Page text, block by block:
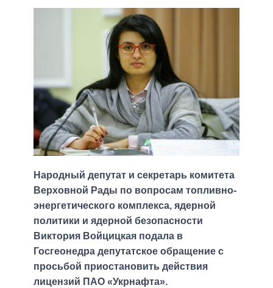
Народный депутат и секретарь комитета
Верховной Рады по вопросам топливно-
энергетического комплекса, ядерной
политики и ядерной безопасности
Виктория Войцицкая подала в
Госгеонедра депутатское обращение с
просьбой приостановить действия
лицензий ПАО «Укрнафта».